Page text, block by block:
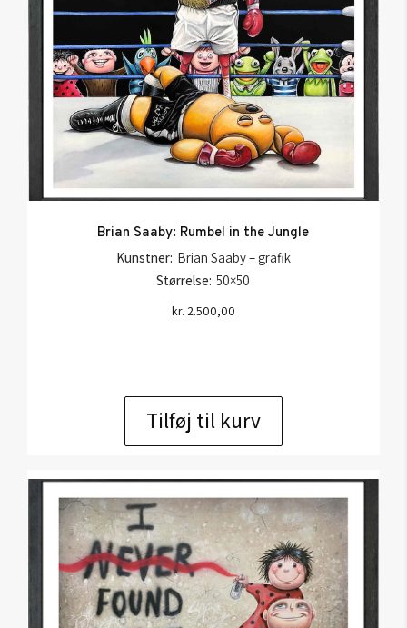
Brian Saaby: Rumbel in the Jungle
Kunstner: Brian Saaby – grafik
Størrelse: 50×50
kr. 2.500,00
Tilføj til kurv